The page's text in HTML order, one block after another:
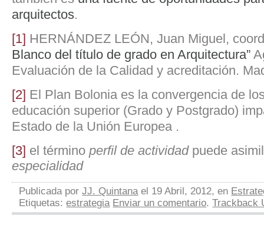
arquitectos.
[1] HERNÁNDEZ LEÓN, Juan Miguel,
Blanco del título de grado en Arquitectura”
Evaluación de la Calidad y acreditación.
[2] El Plan Bolonia es la convergencia de
educación superior (Grado y Postgrado)
Estado de la Unión Europea .
[3] el término perfil de actividadpuede
especialidad
Publicada porJJ. Quintanael 19 Abril, 2012, en
Etiquetas:estrategia Enviar un comentario.Trackback